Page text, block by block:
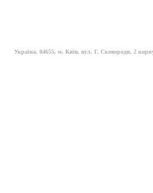
Україна, 04655, м. Київ, вул. Г. Сковороди, 2